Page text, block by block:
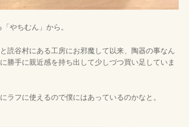
やちむん」から。
読谷村にある工房にお邪魔して以来、陶器の事なん
勝手に親近感を持ち出して少しづつ買い足していま
ラフに使えるので僕にはあっているのかなと。